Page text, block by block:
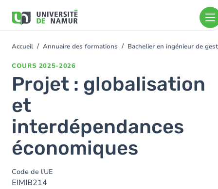
contenu
You
Accueil Annuaire des formations Bachelier en ingénieur de
COURS 2025-2026
Projet : globalisation
et
interdépendances
économiques
Code de l'UE
EIMIB214